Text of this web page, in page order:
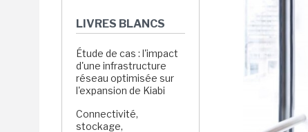
LIVRES BLANCS
Étude de cas : l'impact
d'une infrastructure
réseau optimisée sur
l'expansion de Kiabi
Connectivité,
stockage,